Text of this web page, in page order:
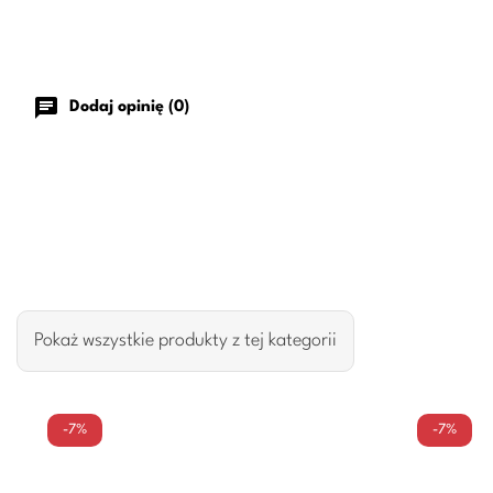
chat Dodaj opinię (0)
Pokaż wszystkie produkty z tej kategorii
-7% -7%